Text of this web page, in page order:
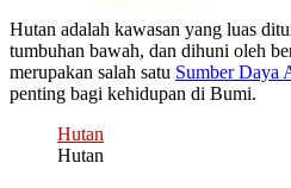
Hutan adalah kawasan yang luas
tumbuhan bawah, dan dihuni oleh
merupakan salah satu Sumber Daya
penting bagi kehidupan di Bumi.
Hutan
Hutan